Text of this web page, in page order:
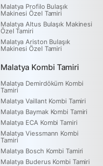
Malatya Profilo Bulaşık
Makinesi Özel Tamiri
Malatya Altus Bulaşık Makinesi
Özel Tamiri
Malatya Ariston Bulaşık
Makinesi Özel Tamiri
Malatya Kombi Tamiri
Malatya Demirdöküm Kombi
Tamiri
Malatya Vaillant Kombi Tamiri
Malatya Baymak Kombi Tamiri
Malatya ECA Kombi Tamiri
Malatya Viessmann Kombi
Tamiri
Malatya Bosch Kombi Tamiri
Malatya Buderus Kombi Tamiri